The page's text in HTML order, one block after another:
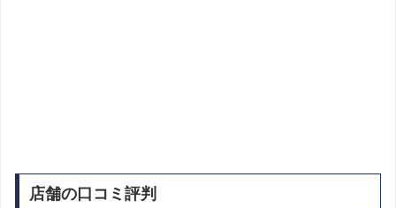
店舗の口コミ評判